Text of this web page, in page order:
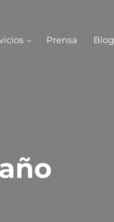
Prensa Blog